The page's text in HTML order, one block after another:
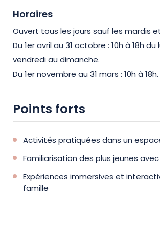
Horaires
Ouvert tous les jours sauf les mardis
Du 1er avril au 31 octobre : 10h à 18h
vendredi au dimanche.
Du 1er novembre au 31 mars : 10h à 18h.
Points forts
Activités pratiquées dans un
Familiarisation des plus jeunes
Expériences immersives et
famille